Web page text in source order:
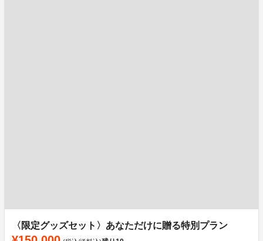
〈限定グッズセット〉あなただけに贈る特別プラン